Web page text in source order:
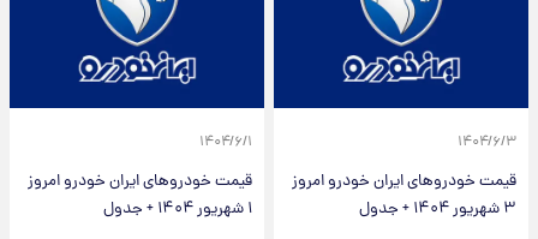
۱۴۰۴/۶/۳
قیمت خودرو‌های ایران خودرو امروز
۳ شهریور ۱۴۰۴ + جدول
۱۴۰۴/۶/۱
قیمت خودرو‌های ایران خودرو امروز
۱ شهریور ۱۴۰۴ + جدول